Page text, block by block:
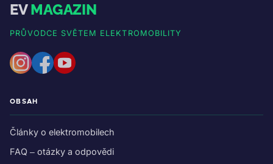
EVMAGAZIN
PRŮVODCE SVĚTEM ELEKTROMOBILITY
OBSAH
Články o elektromobilech
FAQ – otázky a odpovědi